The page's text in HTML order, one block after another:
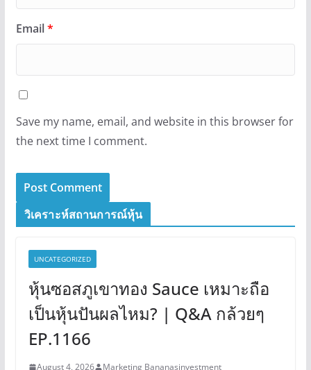
Email*
Save my name, email, and website in this browser for
the next time I comment.
วิเคราะห์สถานการณ์หุ้น
UNCATEGORIZED
หุ้นซอสภูเขาทอง Sauce เหมาะถือ
เป็นหุ้นปันผลไหม? | Q&A กล้วยๆ
EP.1166
August 4, 2026 Marketing Bananasinvestment